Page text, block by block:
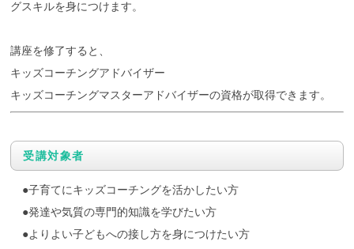
グスキルを身につけます。
講座を修了すると、
キッズコーチングアドバイザー
キッズコーチングマスターアドバイザーの資格が取得できます。
受講対象者
●子育てにキッズコーチングを活かしたい方
●発達や気質の専門的知識を学びたい方
●よりよい子どもへの接し方を身につけたい方